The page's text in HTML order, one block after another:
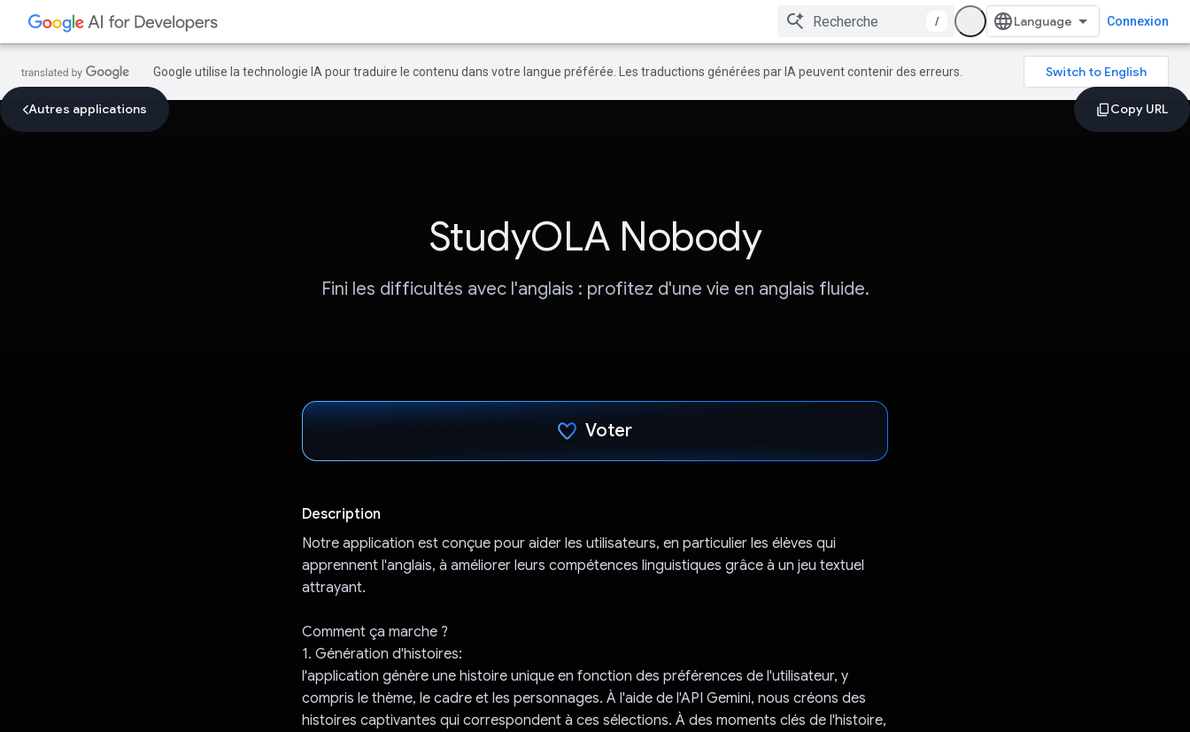
/ Connexion
Google utilise la technologie IA pour traduire le contenu dans votre langue préférée. Les traductions générées par IA peuvent contenir des erreurs.
Autres applications
StudyOLA Nobody
Fini les difficultés avec l'anglais : profitez d'une vie en anglais fluide.
Voter
Description
Notre application est conçue pour aider les utilisateurs, en particulier les élèves qui
apprennent l'anglais, à améliorer leurs compétences linguistiques grâce à un jeu textuel
attrayant.
Comment ça marche ?
1. Génération d'histoires:
l'application génère une histoire unique en fonction des préférences de l'utilisateur, y
compris le thème, le cadre et les personnages. À l'aide de l'API Gemini, nous créons des
histoires captivantes qui correspondent à ces sélections. À des moments clés de l'histoire,